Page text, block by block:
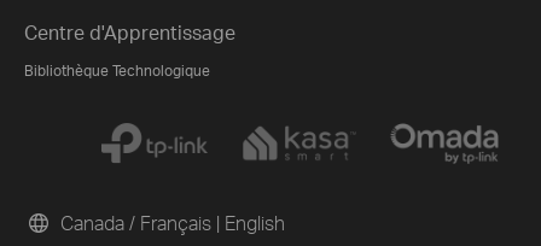
Centre d'Apprentissage
Bibliothèque Technologique
Canada / Français | English